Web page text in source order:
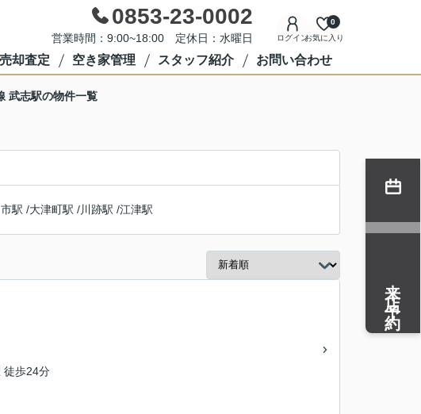
0853-23-0002
営業時間：9:00~18:00 定休日：水曜日 ログインお気に入り
0
売却査定 空き家管理 スタッフ紹介 お問い合わせ
武志駅の物件一覧
駅 /大津町駅 /川跡駅 /江津駅
徒歩24分
来店予約